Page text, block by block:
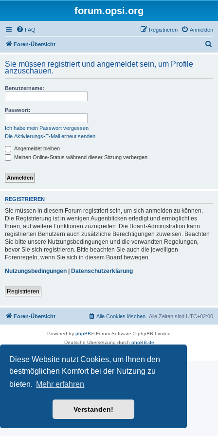
Diese Website nutzt Cookies, um Ihnen den
bestmöglichen Komfort bei der Nutzung zu
bieten. Mehr erfahren
Verstanden!
forum.opsi.org
FAQ Anmelden
Registrieren
Foren-Übersicht
h
Sie müssen registriert und angemeldet sein, um Profile
anzuschauen.
Benutzername:
Passwort:
Ich habe mein Passwort vergessen
Die Aktivierungs-E-Mail erneut senden
Angemeldet bleiben
Meinen Online-Status während dieser Sitzung verbergen
REGISTRIEREN
Sie müssen in diesem Forum registriert sein, um sich anmelden zu können.
Die Registrierung ist in wenigen Augenblicken erledigt und ermöglicht es
Ihnen, auf weitere Funktionen zuzugreifen. Die Board-Administration kann
registrierten Benutzern auch zusätzliche Berechtigungen zuweisen. Beachten
Sie bitte unsere Nutzungsbedingungen und die verwandten Regelungen,
bevor Sie sich registrieren. Bitte beachten Sie auch die jeweiligen
Forenregeln, wenn Sie sich in diesem Board bewegen.
Nutzungsbedingungen | Datenschutzerklärung
Registrieren
Foren-Übersicht Alle Zeiten sind UTC+02:00
Alle Cookies löschen
Powered by phpBB® Forum Software © phpBB Limited
Deutsche Übersetzung durch phpBB.de